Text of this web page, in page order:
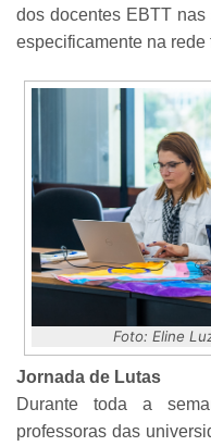
dos docentes EBTT
especificamente na rede
Foto: Eline
Jornada de Lutas
Durante toda a
professoras das